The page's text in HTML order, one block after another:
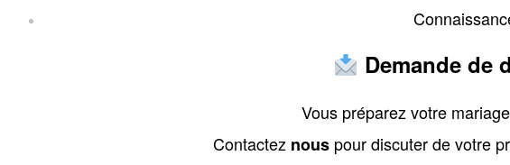
Demande de
Vous préparez votre
Contactez nous pour discuter de votre